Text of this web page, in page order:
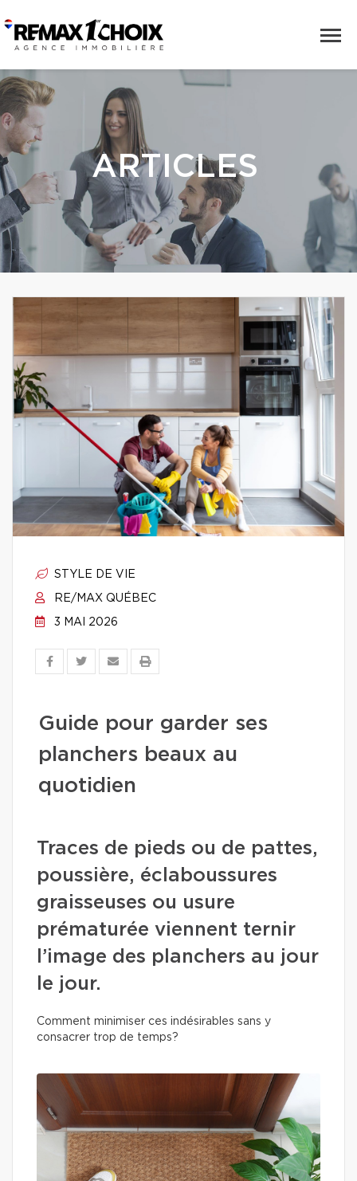
ARTICLES
STYLE DE VIE
RE/MAX QUÉBEC
3 MAI 2026
Guide pour garder ses
planchers beaux au
quotidien
Traces de pieds ou de pattes,
poussière, éclaboussures
graisseuses ou usure
prématurée viennent ternir
l’image des planchers au jour
le jour.
Comment minimiser ces indésirables sans y
consacrer trop de temps?